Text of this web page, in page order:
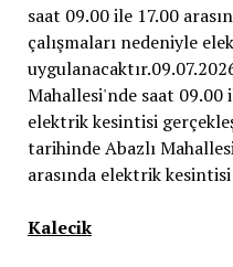
Kalecik